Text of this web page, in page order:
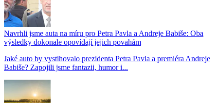
Navrhli jsme auta na míru pro Petra Pavla a Andreje Babiše: Oba
výsledky dokonale opovídají jejich povahám
Jaké auto by vystihovalo prezidenta Petra Pavla a premiéra Andreje
Babiše? Zapojili jsme fantazii, humor i...